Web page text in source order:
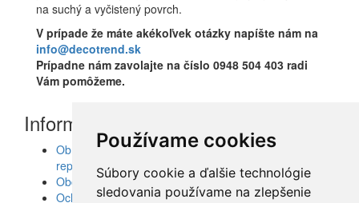
Používame cookies
Súbory cookie a ďalšie technológie
sledovania používame na zlepšenie
na suchý a vyčistený povrch.
V prípade že máte akékoľvek otázky napíšte nám na
info@decotrend.sk
Prípadne nám zavolajte na číslo 0948 504 403 radi
Vám pomôžeme.
Informácie
Obrazy, nálepky, fototapety, šablóny, dekorácie,
reprodukcie
Obchodné podmienky
Ochrana osobných údajov